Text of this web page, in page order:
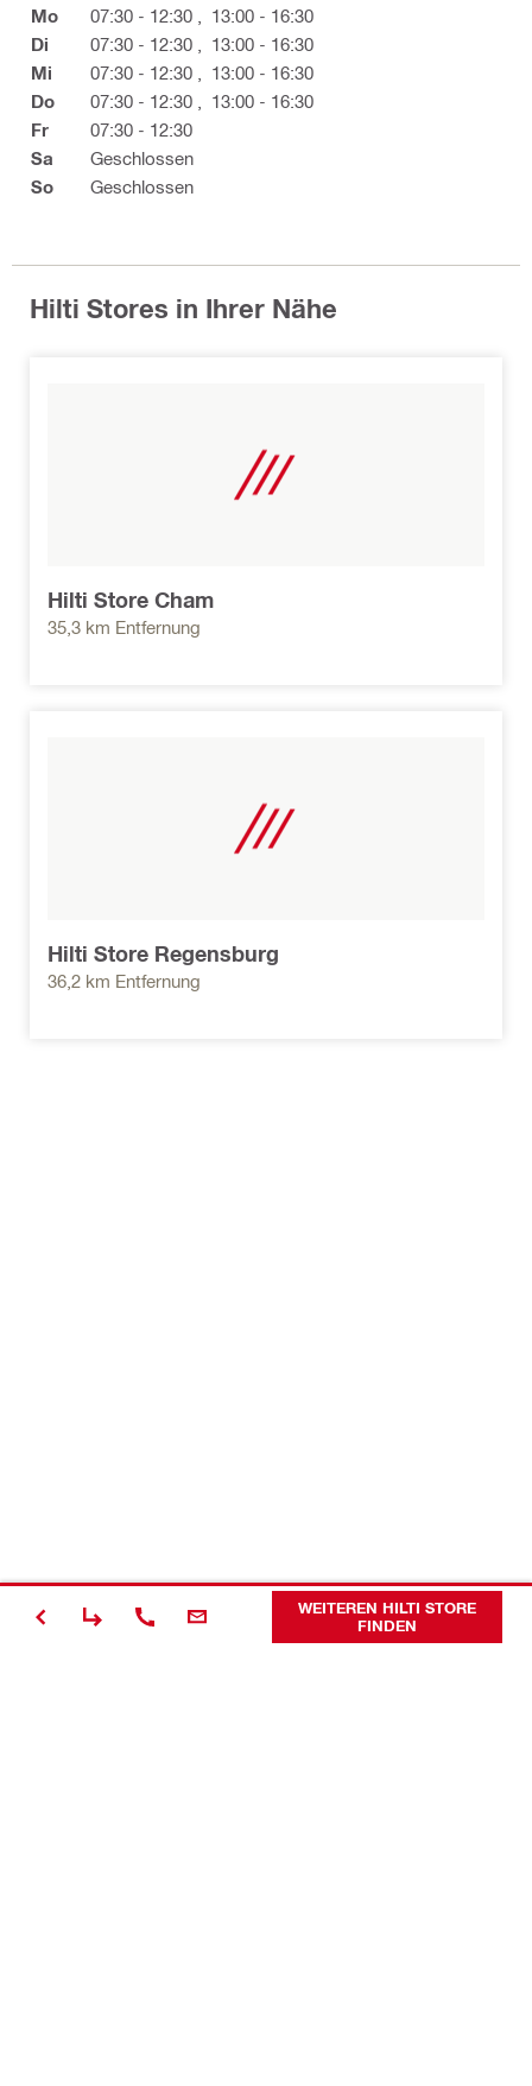
Mo
07:30 - 12:30
13:00 - 16:30
Di
07:30 - 12:30
13:00 - 16:30
Mi
07:30 - 12:30
13:00 - 16:30
Do
07:30 - 12:30
13:00 - 16:30
Fr
07:30 - 12:30
Sa
Geschlossen
So
Geschlossen
Hilti Stores in Ihrer Nähe
Hilti Store Cham
35,3 km Entfernung
Hilti Store Regensburg
36,2 km Entfernung
WEITEREN HILTI STORE
FINDEN